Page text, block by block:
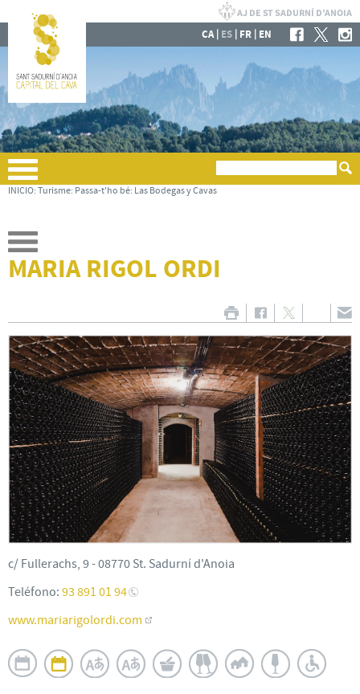
CA| ES | FR | EN
INICIO: Turisme: Passa-t'ho bé: Las Bodegas y Cavas
MARIA RIGOL ORDI
c/ Fullerachs, 9 - 08770 St. Sadurní d'Anoia
Teléfono: 93 891 01 94
www.mariarigolordi.com